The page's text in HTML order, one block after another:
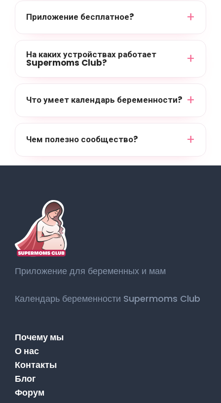
Приложение бесплатное?
На каких устройствах работает
Supermoms Club?
Что умеет календарь беременности?
Чем полезно сообщество?
Приложение для беременных и мам
Календарь беременности Supermoms Club
Почему мы
О нас
Контакты
Блог
Форум